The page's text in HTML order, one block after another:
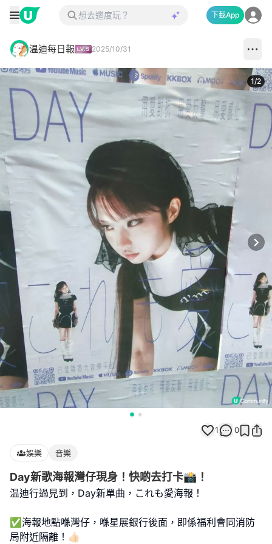
下載App
温迪每日報 2025/10/31
1/2
1 0
娛樂 音樂
Day新歌海報灣仔現身！快啲去打卡📸！
温迪行過見到，Day新單曲，これも愛海報！
✅海報地點喺灣仔，喺星展銀行後面，即係福利會同消防
局附近隔離！👍🏻